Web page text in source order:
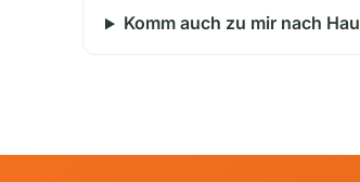
Komm auch zu mir nach